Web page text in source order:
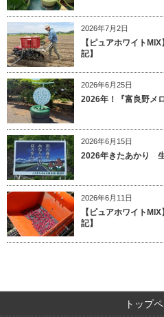
2026年7月2日
【ピュアホワイト
記】
2026年6月25日
2026年！『富良野メ
2026年6月15日
2026年きたあかり 生
2026年6月11日
【ピュアホワイト
記】
トップ